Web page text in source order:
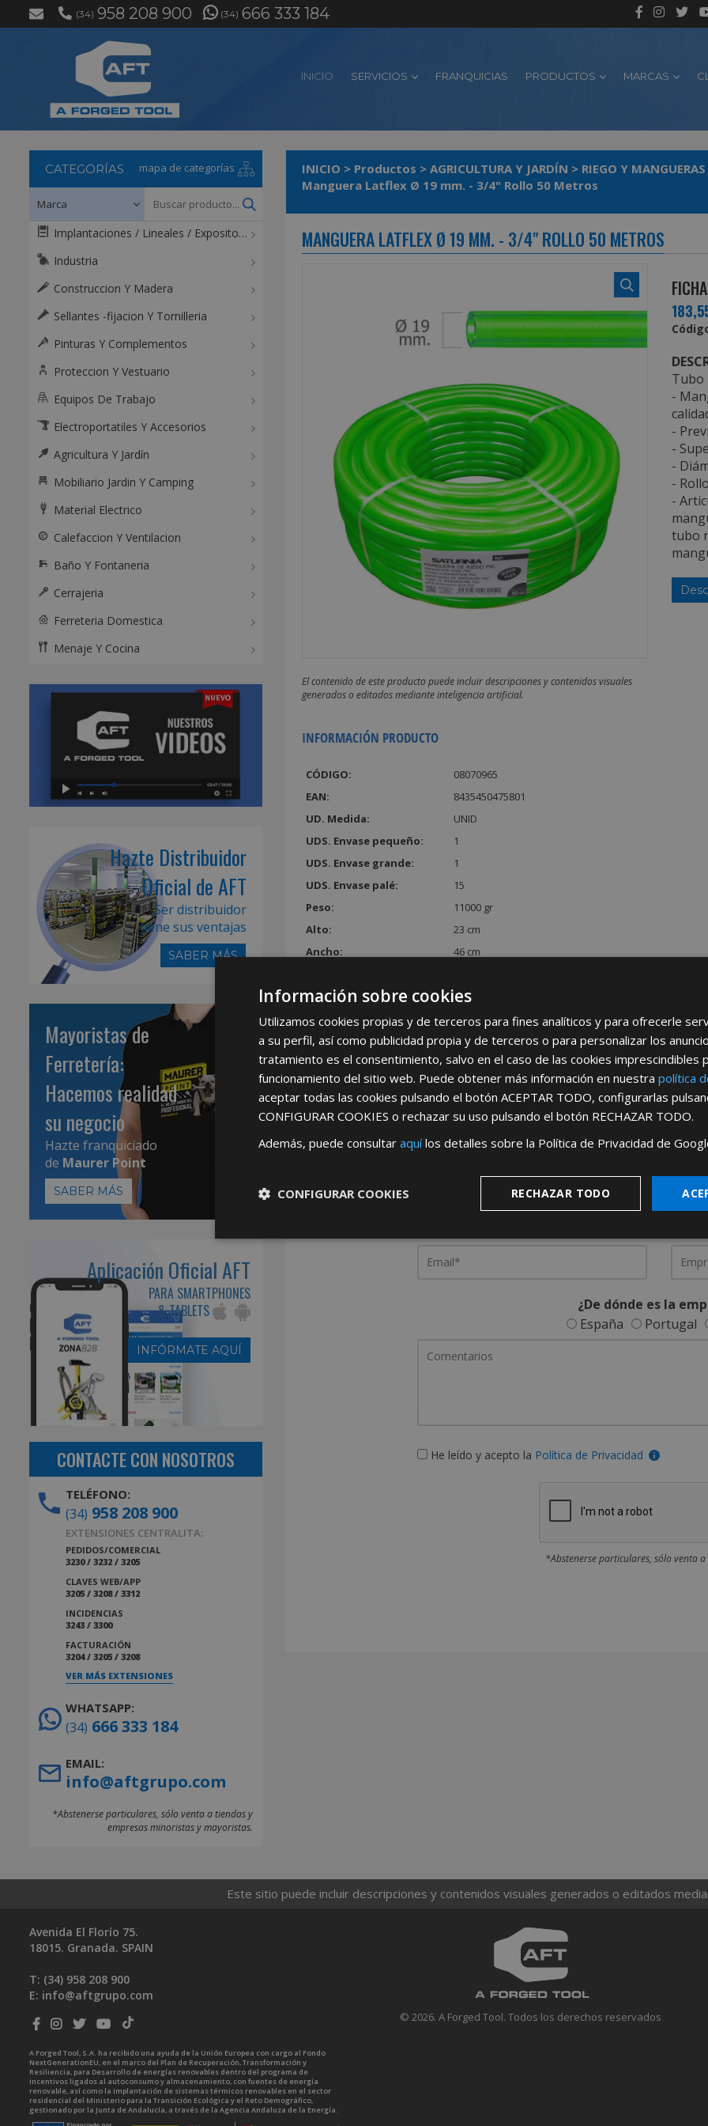
(34) 958 208 900 (34) 666 333 184
INICIO SERVICIOS FRANQUICIAS PRODUCTOS MARCAS
INICIO > Productos > AGRICULTURA Y JARDÍN > RIEGO Y MANGUERAS
Manguera Latflex Ø 19 mm. - 3/4" Rollo 50 Metros
MANGUERA LATFLEX Ø 19 MM. - 3/4" ROLLO 50 METROS
El contenido de este producto puede incluir descripciones y contenidos visuales
generados o editados mediante inteligencia artificial.
INFORMACIÓN PRODUCTO
CÓDIGO:
08070965
EAN:
8435450475801
UD. Medida:
UNID
UDS. Envase pequeño:
1
UDS. Envase grande:
1
UDS. Envase palé:
15
Peso:
11000 gr
Alto:
23 cm
Ancho:
46 cm
Volumen:
49726 cm³
Tubo
-
-
-
-
-
-
tubo
REGÍSTRATE PARA HACERTE
Desde aquípodrá ver todas las
Rellene este formulario y nos pondremos en
¿De dónde es la
España
Portugal
He leído y acepto la Política de Privacidad
*Abstenerse particulares, sólo venta
CATEGORÍAS mapa de categorías
Implantaciones / Lineales / Expositores / Mostradores
Industria
Construccion Y Madera
Sellantes -fijacion Y Tornilleria
Pinturas Y Complementos
Proteccion Y Vestuario
Equipos De Trabajo
Electroportatiles Y Accesorios
Agricultura Y Jardín
Mobiliario Jardin Y Camping
Material Electrico
Calefaccion Y Ventilacion
Baño Y Fontaneria
Cerrajeria
Ferreteria Domestica
Menaje Y Cocina
Hazte Distribuidor
Oficial de AFT
Ser distribuidor
tiene sus ventajas
SABER MÁS
Mayoristas de
Ferretería:
Hacemos realidad
su negocio
Hazte franquiciado
de Maurer Point
SABER MÁS
Aplicación Oficial AFT
PARA SMARTPHONES
& TABLETS
INFÓRMATE AQUÍ
CONTACTE CON NOSOTROS
TELÉFONO:
(34) 958 208 900
EXTENSIONES CENTRALITA:
PEDIDOS/COMERCIAL
3230 / 3232 / 3205
CLAVES WEB/APP
3205 / 3208 / 3312
INCIDENCIAS
3243 / 3300
FACTURACIÓN
3204 / 3205 / 3208
VER MÁS EXTENSIONES
WHATSAPP:
(34) 666 333 184
EMAIL:
info@aftgrupo.com
*Abstenerse particulares, sólo venta a tiendas y
empresas minoristas y mayoristas.
Este sitio puede incluir descripciones y contenidos visuales generados o editados
© 2026. A Forged Tool. Todos los derechos reservados
Avenida El Florío 75.
18015. Granada. SPAIN
T: (34) 958 208 900
E: info@aftgrupo.com
A Forged Tool, S.A. ha recibido una ayuda de la Unión Europea con cargo al Fondo
NextGenerationEU, en el marco del Plan de Recuperación, Transformación y
Resiliencia, para Desarrollo de energías renovables dentro del programa de
incentivos ligados al autoconsumo y almacenamiento, con fuentes de energía
renovable, así como la implantación de sistemas térmicos renovables en el sector
residencial del Ministerio para la Transición Ecológica y el Reto Demográfico,
gestionado por la Junta de Andalucía, a través de la Agencia Andaluza de la Energía.
Información sobre cookies
Utilizamos cookies propias y de terceros para fines analíticos y para ofrecerle
a su perfil, así como publicidad propia y de terceros o para personalizar los
tratamiento es el consentimiento, salvo en el caso de las cookies imprescindibles
funcionamiento del sitio web. Puede obtener más información en nuestra política
aceptar todas las cookies pulsando el botón ACEPTAR TODO, configurarlas
CONFIGURAR COOKIES o rechazar su uso pulsando el botón RECHAZAR TODO.
Además, puede consultar aquílos detalles sobre la Política de Privacidad de
RECHAZAR TODO
CONFIGURAR COOKIES